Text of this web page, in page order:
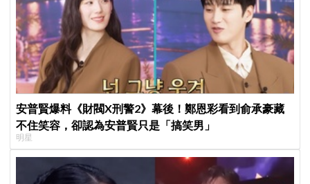
安普賢爆料《財閥X刑警2》幕後！鄭恩彩看到俞承豪藏
不住笑容，卻認為安普賢只是「搞笑男」
明星